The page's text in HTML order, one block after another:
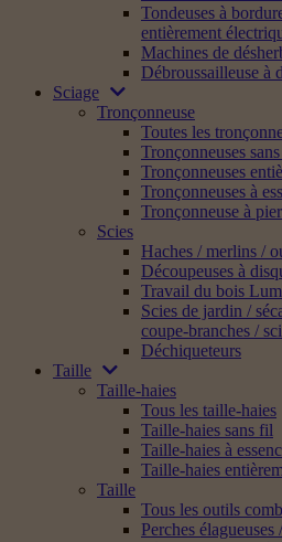
Tondeuses à
entièrement
Machines de
Débroussailleuse à
Sciage
Tronçonneuse
Toutes les
Tronçonneuses
Tronçonneuses
Tronçonneuses à
Tronçonneuse à
Scies
Haches / merlins /
Découpeuses à
Travail du bois
Scies de jardin /
coupe-branches /
Déchiqueteurs
Taille
Taille-haies
Tous les taille-haies
Taille-haies sans fil
Taille-haies à
Taille-haies
Taille
Tous les outils
Perches élagueuses